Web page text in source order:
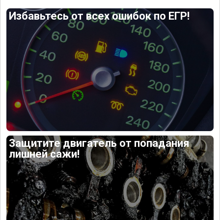
Избавьтесь от всех ошибок по ЕГР!
Защитите двигатель от попадания
лишней сажи!